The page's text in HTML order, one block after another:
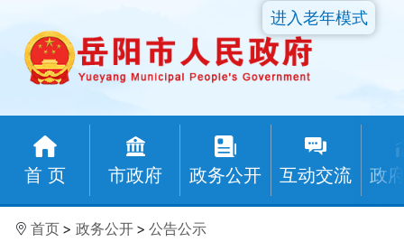
首 页 市政府 政务公开 互动交流 政
进入老年模式
首页 > 政务公开 > 公告公示